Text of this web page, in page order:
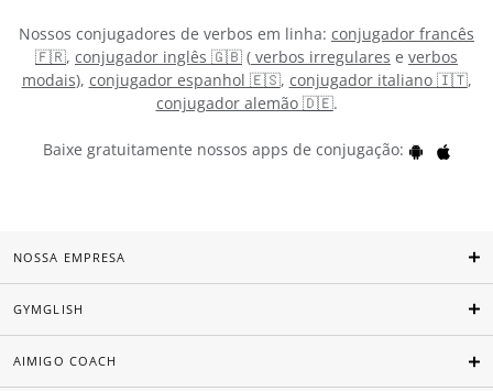
Nossos conjugadores de verbos em linha: conjugador francês
🇫🇷, conjugador inglês 🇬🇧 ( verbos irregulares e verbos
modais), conjugador espanhol 🇪🇸, conjugador italiano 🇮🇹,
conjugador alemão 🇩🇪.
Baixe gratuitamente nossos apps de conjugação:
NOSSA EMPRESA
GYMGLISH
AIMIGO COACH